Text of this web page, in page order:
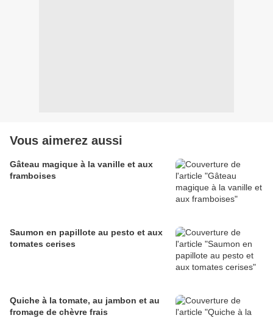
Vous aimerez aussi
Gâteau magique à la vanille et aux
framboises
Saumon en papillote au pesto et aux
tomates cerises
Quiche à la tomate, au jambon et au
fromage de chèvre frais